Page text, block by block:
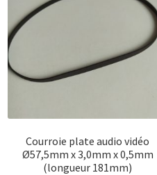
Courroie plate audio vidéo
Ø57,5mm x 3,0mm x 0,5mm
(longueur 181mm)